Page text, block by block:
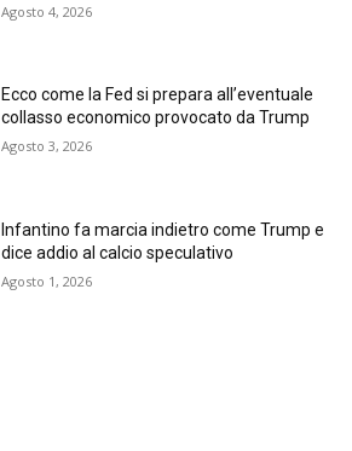
Agosto 4, 2026
Ecco come la Fed si prepara all’eventuale
collasso economico provocato da Trump
Agosto 3, 2026
Infantino fa marcia indietro come Trump e
dice addio al calcio speculativo
Agosto 1, 2026